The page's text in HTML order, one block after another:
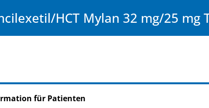
HCT Mylan 32 mg/25 mg
für Patienten